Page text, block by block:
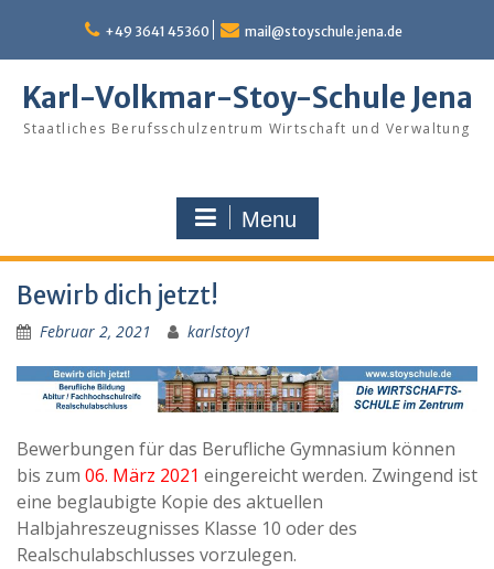
content
+49 3641 45360 mail@stoyschule.jena.de
Karl-Volkmar-Stoy-Schule Jena
Staatliches Berufsschulzentrum Wirtschaft und Verwaltung
Menu
Bewirb dich jetzt!
Februar 2, 2021 karlstoy1
Bewerbungen für das Berufliche Gymnasium können
bis zum 06. März 2021 eingereicht werden. Zwingend ist
eine beglaubigte Kopie des aktuellen
Halbjahreszeugnisses Klasse 10 oder des
Realschulabschlusses vorzulegen.